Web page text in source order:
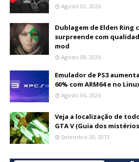
Agosto 02, 2026
Dublagem de Elden Ring
surpreende com
mod
Agosto 08, 2026
Emulador de PS3
60% com ARM64 e no
Agosto 06, 2026
Veja a localização de
GTA V (Guia dos
Setembro 20, 2013